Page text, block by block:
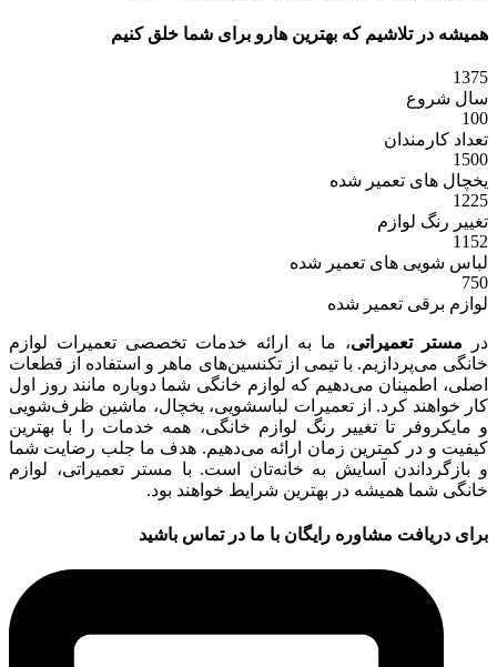
همیشه در تلاشیم که بهترین هارو برای شما خلق کنیم
1375
سال شروع
100
تعداد کارمندان
1500
یخچال های تعمیر شده
1225
تغییر رنگ لوازم
1152
لباس شویی های تعمیر شده
750
لوازم برقی تعمیر شده
در مستر تعمیراتی، ما به ارائه خدمات تخصصی تعمیرات لوازم
خانگی می‌پردازیم. با تیمی از تکنسین‌های ماهر و استفاده از قطعات
اصلی، اطمینان می‌دهیم که لوازم خانگی شما دوباره مانند روز اول
کار خواهند کرد. از تعمیرات لباسشویی، یخچال، ماشین ظرف‌شویی
و مایکروفر تا تغییر رنگ لوازم خانگی، همه خدمات را با بهترین
کیفیت و در کمترین زمان ارائه می‌دهیم. هدف ما جلب رضایت شما
و بازگرداندن آسایش به خانه‌تان است. با مستر تعمیراتی، لوازم
خانگی شما همیشه در بهترین شرایط خواهند بود.
برای دریافت مشاوره رایگان با ما در تماس باشید